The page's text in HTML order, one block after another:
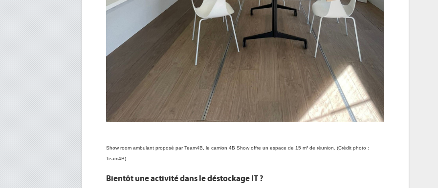
Show room ambulant proposé par Team4B, le camion 4B Show offre un espace de 15 m² de réunion. (Crédit photo :
Team4B)
Bientôt une activité dans le déstockage IT ?